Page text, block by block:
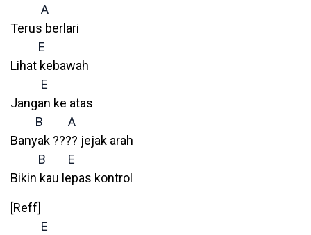
A
Terus berlari
E
Lihat kebawah
E
Jangan ke atas
B
A
Banyak ???? jejak arah
B
E
Bikin kau lepas kontrol
[Reff]
E